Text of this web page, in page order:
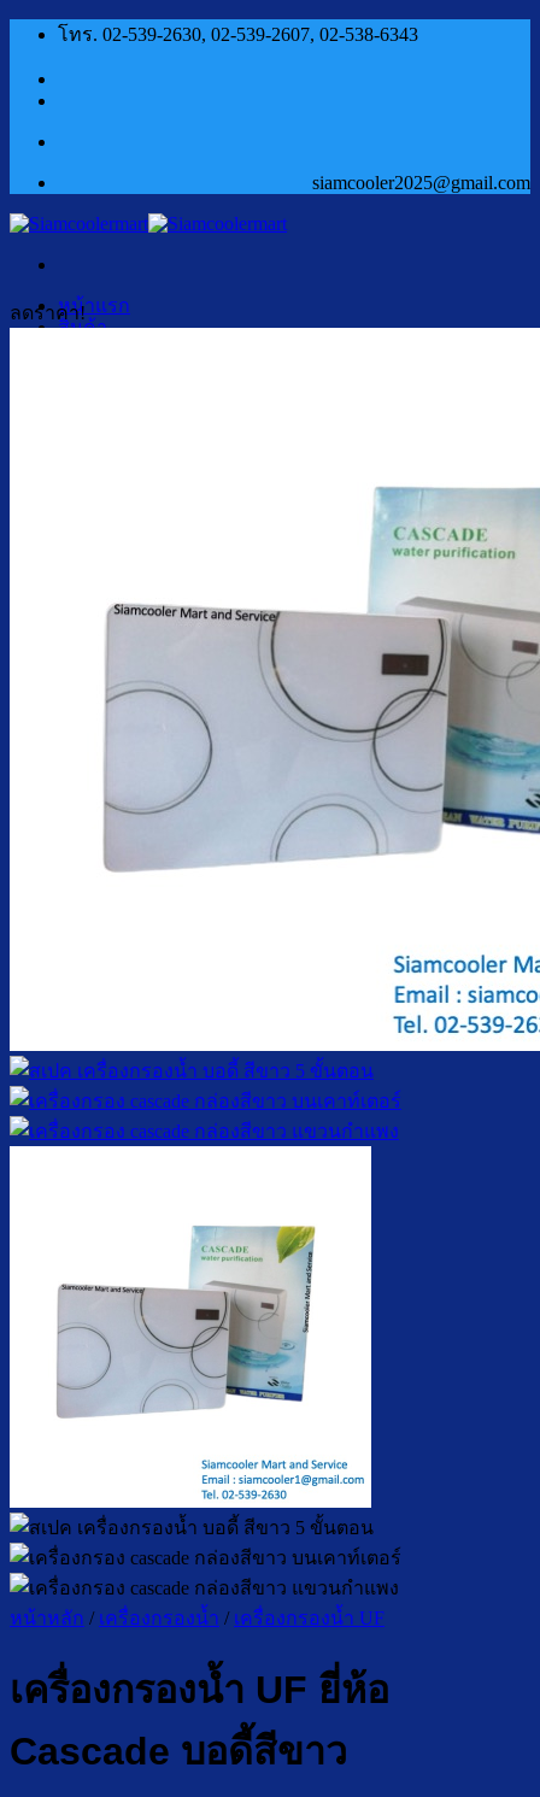
ข้าม
โทร. 02-539-2630, 02-539-2607, 02-538-6343
siamcooler2025@gmail.com
หน้าแรก
สินค้า
ตู้กดน้ำเย็น น้ำร้อน ต่อท่อประปา
ตู้กดน้ำเย็น น้ำร้อน สแตนเลส
ล้างตู้กดน้ำเย็น
บทความ
ค้นหา:
ลดราคา!
หน้าหลัก / เครื่องกรองน้ำ / เครื่องกรองน้ำ UF
เครื่องกรองน้ำ UF ยี่ห้อ
Cascade บอดี้สีขาว